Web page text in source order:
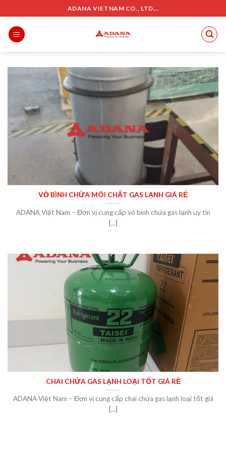
to
content
ADANA VIETNAM CO., LTD...
VỎ BÌNH CHỨA MÔI CHẤT GAS LẠNH GIÁ RẺ
ADANA Việt Nam – Đơn vị cung cấp vỏ bình chứa gas lạnh uy tín
[...]
CHAI CHỨA GAS LẠNH LOẠI TỐT GIÁ RẺ
ADANA Việt Nam – Đơn vị cung cấp chai chứa gas lạnh loại tốt giá
[...]